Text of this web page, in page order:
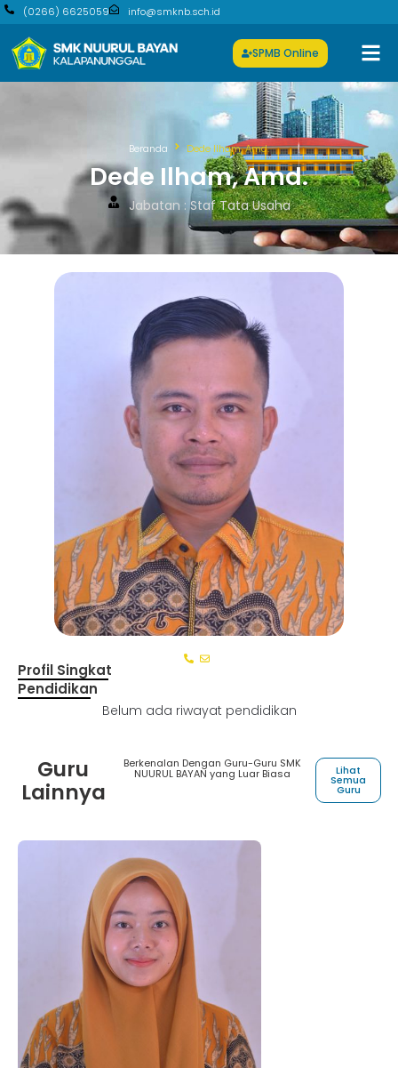
(0266) 6625059 info@smknb.sch.id
SPMB Online
Beranda Dede Ilham, Amd.
Dede Ilham, Amd.
Jabatan : Staf Tata Usaha
Profil Singkat
Pendidikan
Belum ada riwayat pendidikan
Guru
Lainnya
Berkenalan Dengan Guru-Guru SMK
NUURUL BAYAN yang Luar Biasa Lihat
Semua
Guru